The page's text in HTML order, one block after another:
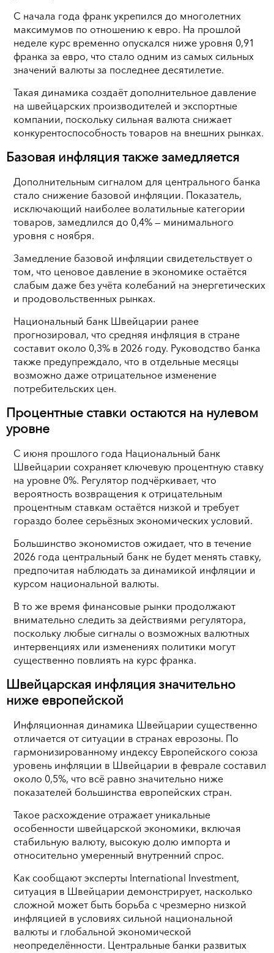
С начала года франк укрепился до многолетних
максимумов по отношению к евро. На прошлой
неделе курс временно опускался ниже уровня 0,91
франка за евро, что стало одним из самых сильных
значений валюты за последнее десятилетие.
Такая динамика создаёт дополнительное давление
на швейцарских производителей и экспортные
компании, поскольку сильная валюта снижает
конкурентоспособность товаров на внешних рынках.
Базовая инфляция также замедляется
Дополнительным сигналом для центрального банка
стало снижение базовой инфляции. Показатель,
исключающий наиболее волатильные категории
товаров, замедлился до 0,4% — минимального
уровня с ноября.
Замедление базовой инфляции свидетельствует о
том, что ценовое давление в экономике остаётся
слабым даже без учёта колебаний на энергетических
и продовольственных рынках.
Национальный банк Швейцарии ранее
прогнозировал, что средняя инфляция в стране
составит около 0,3% в 2026 году. Руководство банка
также предупреждало, что в отдельные месяцы
возможно даже отрицательное изменение
потребительских цен.
Процентные ставки остаются на нулевом
уровне
С июня прошлого года Национальный банк
Швейцарии сохраняет ключевую процентную ставку
на уровне 0%. Регулятор подчёркивает, что
вероятность возвращения к отрицательным
процентным ставкам остаётся низкой и требует
гораздо более серьёзных экономических условий.
Большинство экономистов ожидает, что в течение
2026 года центральный банк не будет менять ставку,
предпочитая наблюдать за динамикой инфляции и
курсом национальной валюты.
В то же время финансовые рынки продолжают
внимательно следить за действиями регулятора,
поскольку любые сигналы о возможных валютных
интервенциях или изменениях политики могут
существенно повлиять на курс франка.
Швейцарская инфляция значительно
ниже европейской
Инфляционная динамика Швейцарии существенно
отличается от ситуации в странах еврозоны. По
гармонизированному индексу Европейского союза
уровень инфляции в Швейцарии в феврале составил
около 0,5%, что всё равно значительно ниже
показателей большинства европейских стран.
Такое расхождение отражает уникальные
особенности швейцарской экономики, включая
стабильную валюту, высокую долю импорта и
относительно умеренный внутренний спрос.
Как сообщают эксперты International Investment,
ситуация в Швейцарии демонстрирует, насколько
сложной может быть борьба с чрезмерно низкой
инфляцией в условиях сильной национальной
валюты и глобальной экономической
неопределённости. Центральные банки развитых